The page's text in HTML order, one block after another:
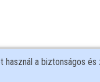
a biztonságos